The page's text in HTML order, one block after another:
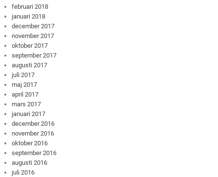
februari 2018
januari 2018
december 2017
november 2017
oktober 2017
september 2017
augusti 2017
juli 2017
maj 2017
april 2017
mars 2017
januari 2017
december 2016
november 2016
oktober 2016
september 2016
augusti 2016
juli 2016